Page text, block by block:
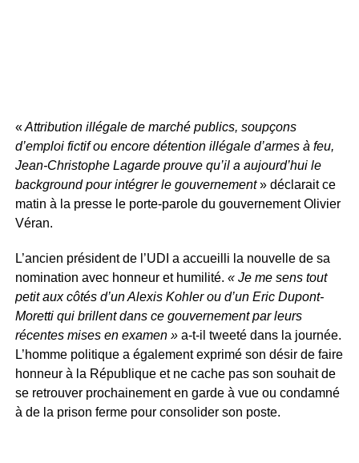
«Attribution illégale de marché publics, soupçons
d’emploi fictif ou encore détention illégale d’armes à feu,
Jean-Christophe Lagarde prouve qu’il a aujourd’hui le
background pour intégrer le gouvernement» déclarait ce
matin à la presse le porte-parole du gouvernement Olivier
Véran.
L’ancien président de l’UDI a accueilli la nouvelle de sa
nomination avec honneur et humilité. « Je me sens tout
petit aux côtés d’un Alexis Kohler ou d’un Eric Dupont-
Moretti qui brillent dans ce gouvernement par leurs
récentes mises en examen » a-t-il tweeté dans la journée.
L’homme politique a également exprimé son désir de faire
honneur à la République et ne cache pas son souhait de
se retrouver prochainement en garde à vue ou condamné
à de la prison ferme pour consolider son poste.